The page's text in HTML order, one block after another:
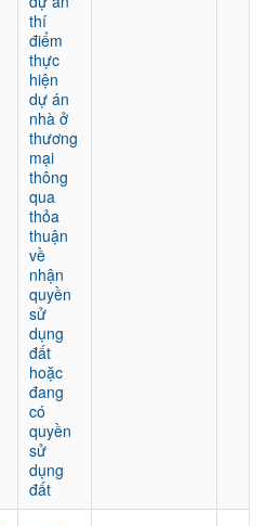
thí
điểm
thực
hiện
dự án
nhà ở
thương
mại
thông
qua
thỏa
thuận
về
nhận
quyền
sử
dụng
đất
hoặc
đang
có
quyền
sử
dụng
đất